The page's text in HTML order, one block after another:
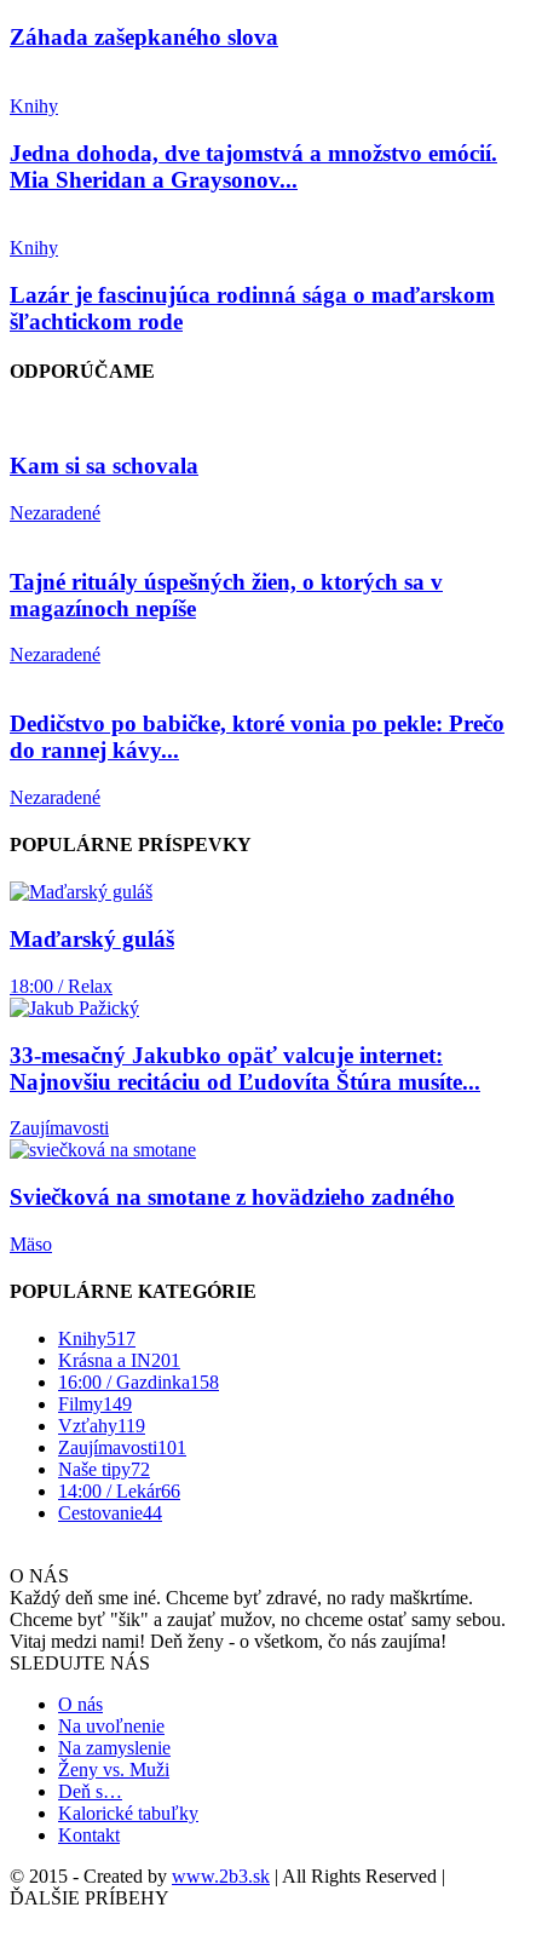
Záhada zašepkaného slova
Knihy
Jedna dohoda, dve tajomstvá a množstvo emócií.
Mia Sheridan a Graysonov...
Knihy
Lazár je fascinujúca rodinná sága o maďarskom
šľachtickom rode
ODPORÚČAME
Kam si sa schovala
Nezaradené
Tajné rituály úspešných žien, o ktorých sa v
magazínoch nepíše
Nezaradené
Dedičstvo po babičke, ktoré vonia po pekle: Prečo
do rannej kávy...
Nezaradené
POPULÁRNE PRÍSPEVKY
Maďarský guláš
18:00 / Relax
33-mesačný Jakubko opäť valcuje internet:
Najnovšiu recitáciu od Ľudovíta Štúra musíte...
Zaujímavosti
Sviečková na smotane z hovädzieho zadného
Mäso
POPULÁRNE KATEGÓRIE
Knihy517
Krásna a IN201
16:00 / Gazdinka158
Filmy149
Vzťahy119
Zaujímavosti101
Naše tipy72
14:00 / Lekár66
Cestovanie44
O NÁS
Každý deň sme iné. Chceme byť zdravé, no rady maškrtíme.
Chceme byť "šik" a zaujať mužov, no chceme ostať samy sebou.
Vitaj medzi nami! Deň ženy - o všetkom, čo nás zaujíma!
SLEDUJTE NÁS
O nás
Na uvoľnenie
Na zamyslenie
Ženy vs. Muži
Deň s…
Kalorické tabuľky
Kontakt
© 2015 - Created by www.2b3.sk | All Rights Reserved |
ĎALŠIE PRÍBEHY